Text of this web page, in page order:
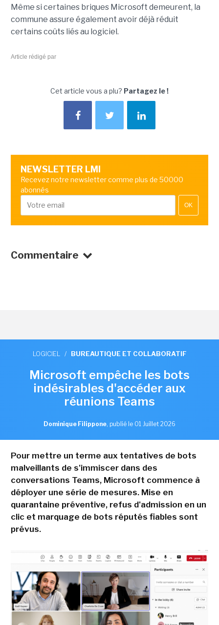
Même si certaines briques Microsoft demeurent, la
commune assure également avoir déjà réduit
certains coûts liés au logiciel.
Article rédigé par
Cet article vous a plu? Partagez le !
NEWSLETTER LMI
Recevez notre newsletter comme plus de 50000
abonnés
OK
Commentaire
LOGICIEL / BUREAUTIQUE ET COLLABORATIF
Microsoft empêche les bots
indésirables d'accéder aux
réunions Teams
Dominique Filippone, publié le 01 Juillet 2026
Pour mettre un terme aux tentatives de bots
malveillants de s'immiscer dans des
conversations Teams, Microsoft commence à
déployer une série de mesures. Mise en
quarantaine préventive, refus d'admission en un
clic et marquage de bots réputés fiables sont
prévus.